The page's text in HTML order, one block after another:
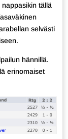
tällä
selvästi
hännillä.
erinomaiset